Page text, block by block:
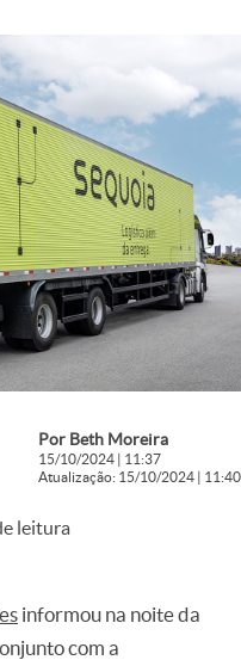
Por Beth Moreira
15/10/2024 | 11:37
Atualização: 15/10/2024 | 11:40
leitura
informou na noite da
com a